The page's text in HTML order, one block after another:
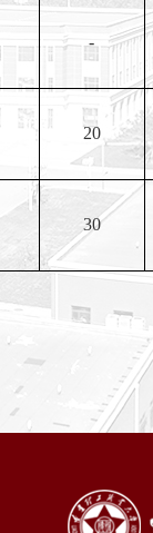
-
20
30